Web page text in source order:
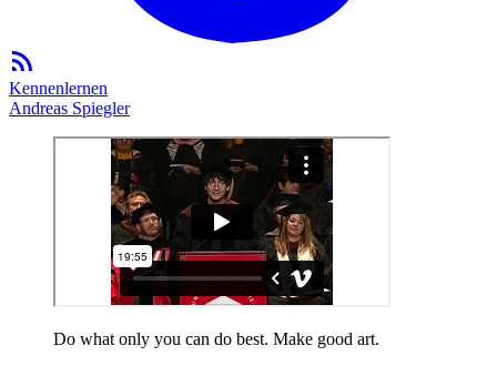
Kennenlernen
Andreas Spiegler
Do what only you can do best. Make good art.